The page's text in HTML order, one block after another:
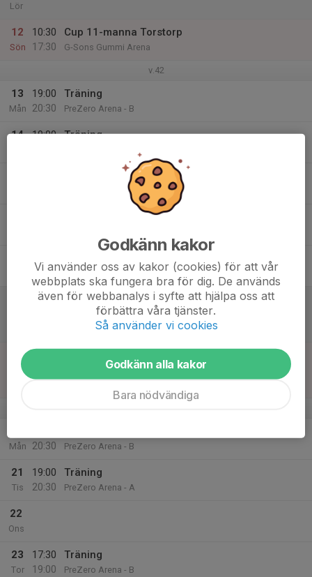
Lör
12
Sön
10:30
17:30
Cup 11-manna Torstorp
G-Sons Gummi Arena
v.42
13
Mån
19:00
20:30
Träning
PreZero Arena - B
14
19:00
Träning
11:00
Match mot Eneby BK
Träningsmatcher
PreZero Arena B
19
Sön
Träningsmatcher
Mån
20:30
PreZero Arena - B
21
Tis
19:00
20:30
Träning
PreZero Arena - A
22
Ons
23
Tor
17:30
19:00
Träning
PreZero Arena - B
Godkänn kakor
Vi använder oss av kakor (cookies) för att vår
webbplats ska fungera bra för dig. De används
även för webbanalys i syfte att hjälpa oss att
förbättra våra tjänster.
Så använder vi cookies
Godkänn alla kakor
Bara nödvändiga